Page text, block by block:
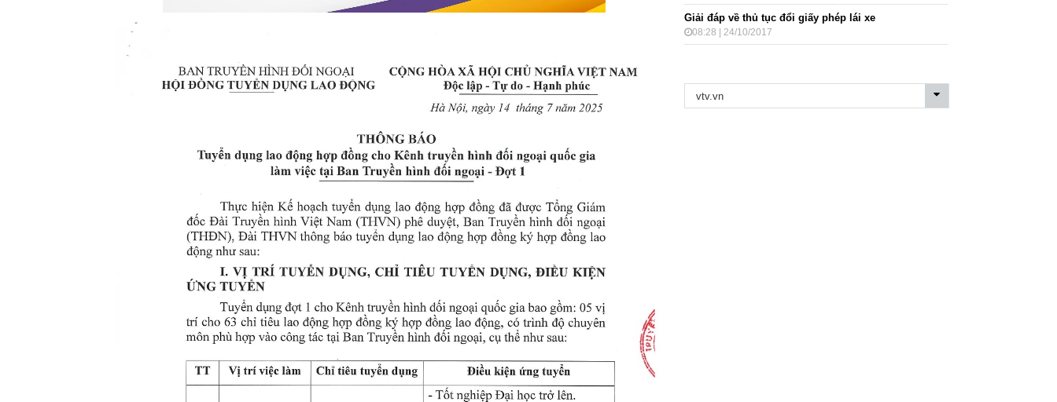
Giải đáp về thủ tục đổi giấy phép lái xe
08:28 | 24/10/2017